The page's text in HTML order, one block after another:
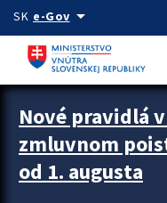
Preskocit na hlavný obsah
SK e-Govarrow_drop_down
Zastavit automatický posun
Nové pravidlá
zmluvnom
od 1. augusta